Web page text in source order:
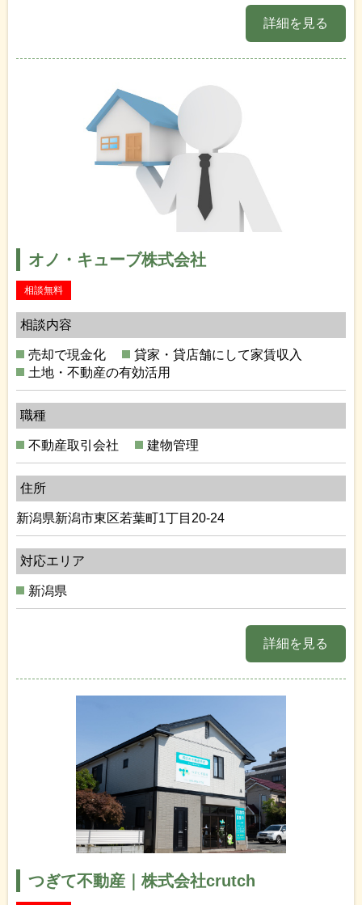
詳細を見る
オノ・キューブ株式会社
相談無料
相談内容
売却で現金化
貸家・貸店舗にして家賃収入
土地・不動産の有効活用
職種
不動産取引会社 建物管理
住所
新潟県新潟市東区若葉町1丁目20-24
対応エリア
新潟県
詳細を見る
つぎて不動産｜株式会社crutch